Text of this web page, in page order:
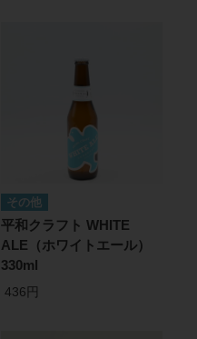
その他
平和クラフト WHITE
ALE（ホワイトエール）
330ml
436円